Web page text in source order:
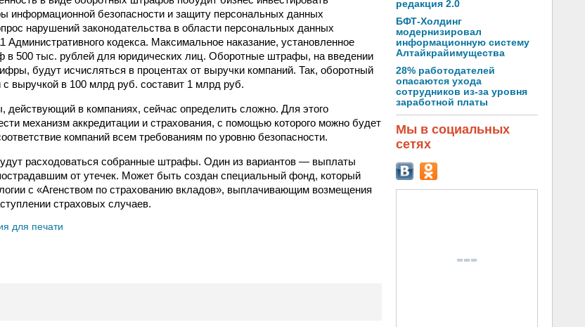
информационной безопасности и защиту персональных данных
нарушений законодательства в области персональных данных
Административного кодекса. Максимальное наказание, установленное
в 500 тыс. рублей для юридических лиц. Оборотные штрафы, на введении
будут исчисляться в процентах от выручки компаний. Так, оборотный
выручкой в 100 млрд руб. составит 1 млрд руб.
действующий в компаниях, сейчас определить сложно. Для этого
механизм аккредитации и страхования, с помощью которого можно будет
компаний всем требованиям по уровню безопасности.
расходоваться собранные штрафы. Один из вариантов — выплаты
от утечек. Может быть создан специальный фонд, который
с «Агенством по страхованию вкладов», выплачивающим возмещения
страховых случаев.
для печати
редакция 2.0
БФТ-Холдинг
модернизировал
информационную систему
Алтайкрайимущества
28% работодателей
опасаются ухода
сотрудников из-за уровня
заработной платы
Мы в социальных
сетях